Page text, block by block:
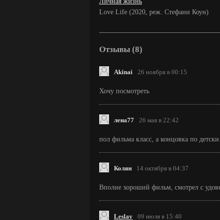
Love Life (2020, реж. Стефани Коун)
Отзывы (8)
Akinai 26 ноября в 00:15
Хочу посмотреть
лена77 26 мая в 22:42
пол фильма класс, а концовка по детски.
Колян 14 октября в 04:37
Вполне хороший фильм, смотрел с
Leslav 09 июля в 15:40